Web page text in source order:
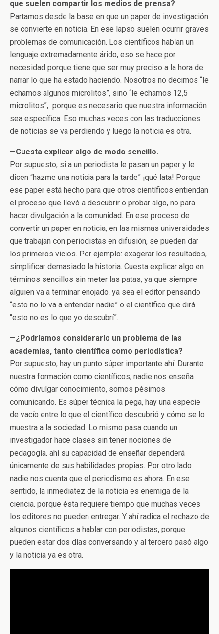
que suelen compartir los medios de prensa?
Partamos desde la base en que un paper de investigación
se convierte en noticia. En ese lapso suelen ocurrir graves
problemas de comunicación. Los científicos hablan un
lenguaje extremadamente árido, eso se hace por
necesidad porque tiene que ser muy preciso a la hora de
narrar lo que ha estado haciendo. Nosotros no decimos “le
echamos algunos microlitos”, sino “le echamos 12,5
microlitos”, porque es necesario que nuestra información
sea específica. Eso muchas veces con las traducciones
de noticias se va perdiendo y luego la noticia es otra.
—Cuesta explicar algo de modo sencillo.
Por supuesto, si a un periodista le pasan un paper y le
dicen “hazme una noticia para la tarde” ¡qué lata! Porque
ese paper está hecho para que otros científicos entiendan
el proceso que llevó a descubrir o probar algo, no para
hacer divulgación a la comunidad. En ese proceso de
convertir un paper en noticia, en las mismas universidades
que trabajan con periodistas en difusión, se pueden dar
los primeros vicios. Por ejemplo: exagerar los resultados,
simplificar demasiado la historia. Cuesta explicar algo en
términos sencillos sin meter las patas, ya que siempre
alguien va a terminar enojado, ya sea el editor pensando
“esto no lo va a entender nadie” o el científico que dirá
“esto no es lo que yo descubrí”.
—¿Podríamos considerarlo un problema de las
academias, tanto científica como periodística?
Por supuesto, hay un punto súper importante ahí. Durante
nuestra formación como científicos, nadie nos enseña
cómo divulgar conocimiento, somos pésimos
comunicando. Es súper técnica la pega, hay una especie
de vacío entre lo que el científico descubrió y cómo se lo
muestra a la sociedad. Lo mismo pasa cuando un
investigador hace clases sin tener nociones de
pedagogía, ahí su capacidad de enseñar dependerá
únicamente de sus habilidades propias. Por otro lado
nadie nos cuenta que el periodismo es ahora. En ese
sentido, la inmediatez de la noticia es enemiga de la
ciencia, porque ésta requiere tiempo que muchas veces
los editores no pueden entregar. Y ahí radica el rechazo de
algunos científicos a hablar con periodistas, porque
pueden estar dos días conversando y al tercero pasó algo
y la noticia ya es otra.